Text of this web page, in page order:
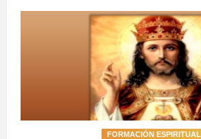
FORMACIÓN ESPIRITUAL